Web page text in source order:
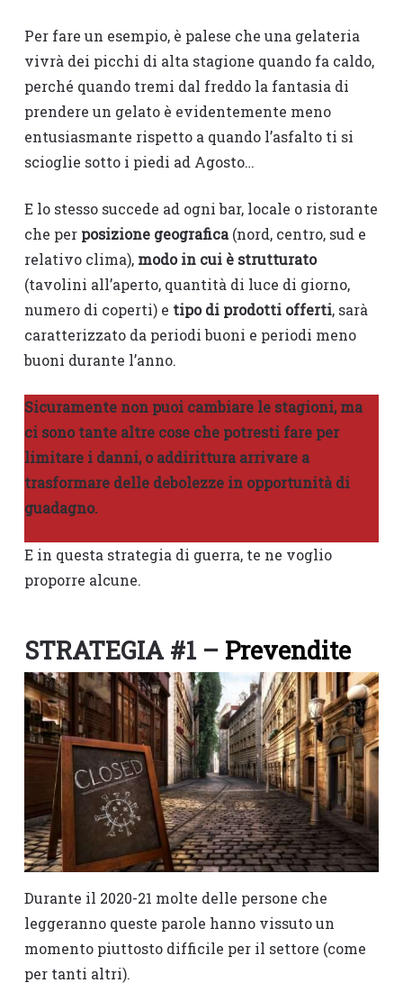
Per fare un esempio, è palese che una gelateria
vivrà dei picchi di alta stagione quando fa caldo,
perché quando tremi dal freddo la fantasia di
prendere un gelato è evidentemente meno
entusiasmante rispetto a quando l’asfalto ti si
scioglie sotto i piedi ad Agosto…
E lo stesso succede ad ogni bar, locale o ristorante
che per posizione geografica(nord, centro, sud e
relativo clima), modo in cui è strutturato
(tavolini all’aperto, quantità di luce di giorno,
numero di coperti) e tipo di prodotti offerti, sarà
caratterizzato da periodi buoni e periodi meno
buoni durante l’anno.
Sicuramente non puoi cambiare le stagioni, ma
ci sono tante altre cose che potresti fare per
limitare i danni, o addirittura arrivare a
trasformare delle debolezze in opportunità di
guadagno.
E in questa strategia di guerra, te ne voglio
proporre alcune.
STRATEGIA #1 – Prevendite
Durante il 2020-21 molte delle persone che
leggeranno queste parole hanno vissuto un
momento piuttosto difficile per il settore (come
per tanti altri).